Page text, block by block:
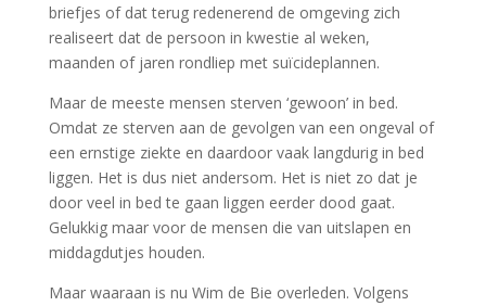
briefjes of dat terug redenerend de omgeving zich
realiseert dat de persoon in kwestie al weken,
maanden of jaren rondliep met suïcideplannen.
Maar de meeste mensen sterven ‘gewoon’ in bed.
Omdat ze sterven aan de gevolgen van een ongeval of
een ernstige ziekte en daardoor vaak langdurig in bed
liggen. Het is dus niet andersom. Het is niet zo dat je
door veel in bed te gaan liggen eerder dood gaat.
Gelukkig maar voor de mensen die van uitslapen en
middagdutjes houden.
Maar waaraan is nu Wim de Bie overleden. Volgens